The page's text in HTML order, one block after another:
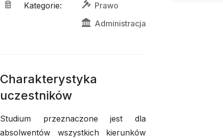
Kategorie:
Prawo
Administracja
Charakterystyka
uczestników
Studium przeznaczone jest dla
absolwentów wszystkich kierunków